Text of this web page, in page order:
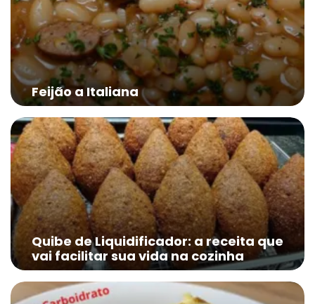
Feijão a Italiana
Quibe de Liquidificador: a receita que
vai facilitar sua vida na cozinha